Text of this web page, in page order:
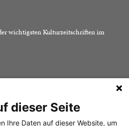
wichtigsten Kulturzeitschriften im
im Überblick Impressum
Datenschutz
dieser Seite
Ihre Daten auf dieser Website, um